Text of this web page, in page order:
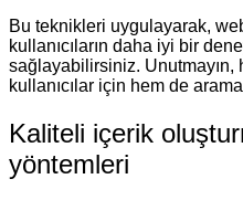
Bu teknikleri uygulayarak,
kullanıcıların daha iyi bir
sağlayabilirsiniz. Unutmayın,
kullanıcılar için hem de
Kaliteli içerik
yöntemleri